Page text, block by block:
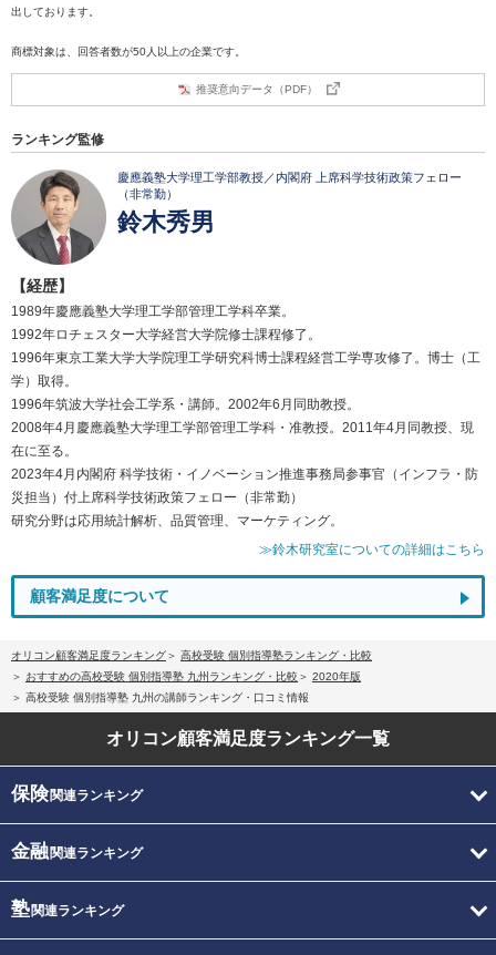
出しております。
商標対象は、回答者数が50人以上の企業です。
推奨意向データ（PDF）
ランキング監修
慶應義塾大学理工学部教授／内閣府 上席科学技術政策フェロー
（非常勤）
鈴木秀男
【経歴】
1989年慶應義塾大学理工学部管理工学科卒業。
1992年ロチェスター大学経営大学院修士課程修了。
1996年東京工業大学大学院理工学研究科博士課程経営工学専攻修了。博士（工
学）取得。
1996年筑波大学社会工学系・講師。2002年6月同助教授。
2008年4月慶應義塾大学理工学部管理工学科・准教授。2011年4月同教授、現
在に至る。
2023年4月内閣府 科学技術・イノベーション推進事務局参事官（インフラ・防
災担当）付上席科学技術政策フェロー（非常勤）
研究分野は応用統計解析、品質管理、マーケティング。
≫鈴木研究室についての詳細はこちら
顧客満足度について
オリコン顧客満足度ランキング
高校受験 個別指導塾ランキング・比較
おすすめの高校受験 個別指導塾 九州ランキング・比較
2020年版
高校受験 個別指導塾 九州の講師ランキング・口コミ情報
オリコン顧客満足度ランキング一覧
保険関連ランキング
金融関連ランキング
塾関連ランキング